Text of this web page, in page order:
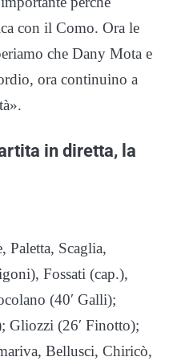
con il Como. Ora le
che Dany Mota e
ora continuino a
in diretta, la
Paletta, Scaglia,
Fossati (cap.),
(40′ Galli);
Gliozzi (26′ Finotto);
Bellusci, Chiricò,